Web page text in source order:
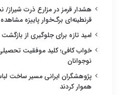
هشدار قرمز در مزارع ذرت
قرنطینه‌ای برگ‌خوار پاییزه
امید تازه برای جلوگیری از
خواب کافی؛ کلید موفقیت
نوجوانان
پژوهشگران ایرانی مسیر ساخت
هموار کردند